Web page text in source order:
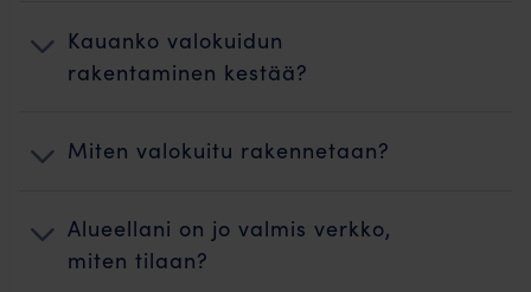
Kauanko valokuidun
rakentaminen kestää?
Miten valokuitu rakennetaan?
Alueellani on jo valmis verkko,
miten tilaan?